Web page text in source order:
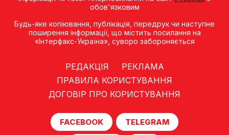
обов'язковим
Будь-яке копiювання, публiкацiя, передрук чи наступне
поширення iнформацiї, що мiстить посилання на
«Iнтерфакс-Україна», суворо забороняється
РЕДАКЦІЯ
РЕКЛАМА
ПРАВИЛА КОРИСТУВАННЯ
ДОГОВІР ПРО КОРИСТУВАННЯ
FACEBOOK TELEGRAM